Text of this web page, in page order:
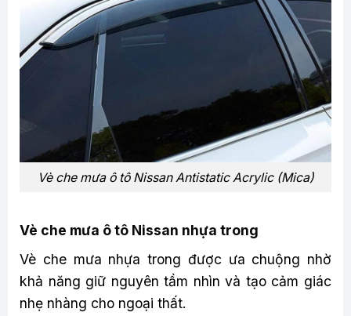
Vè che mưa ô tô Nissan Antistatic Acrylic (Mica)
Vè che mưa ô tô Nissan nhựa trong
Vè che mưa nhựa trong được ưa chuộng nhờ
khả năng giữ nguyên tầm nhìn và tạo cảm giác
nhẹ nhàng cho ngoại thất.